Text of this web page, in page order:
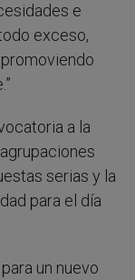
e
exceso,
a la
serias y la
para el día
un nuevo